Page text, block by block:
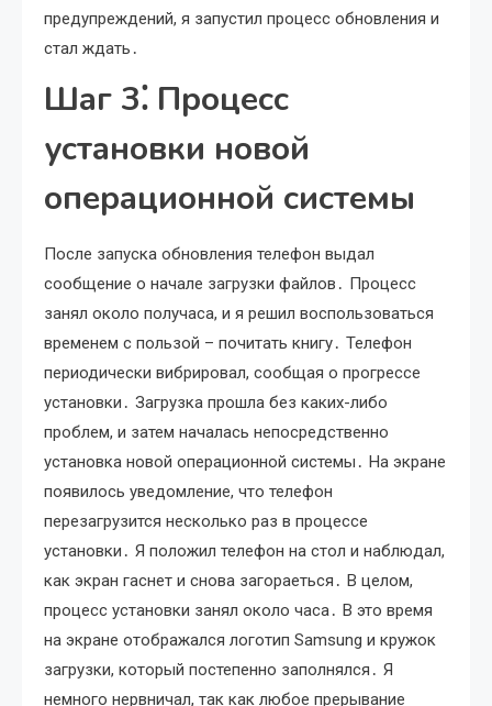
предупреждений, я запустил процесс обновления и
стал ждать․
Шаг 3⁚ Процесс
установки новой
операционной системы
После запуска обновления телефон выдал
сообщение о начале загрузки файлов․ Процесс
занял около получаса, и я решил воспользоваться
временем с пользой – почитать книгу․ Телефон
периодически вибрировал, сообщая о прогрессе
установки․ Загрузка прошла без каких-либо
проблем, и затем началась непосредственно
установка новой операционной системы․ На экране
появилось уведомление, что телефон
перезагрузится несколько раз в процессе
установки․ Я положил телефон на стол и наблюдал,
как экран гаснет и снова загораеться․ В целом,
процесс установки занял около часа․ В это время
на экране отображался логотип Samsung и кружок
загрузки, который постепенно заполнялся․ Я
немного нервничал, так как любое прерывание